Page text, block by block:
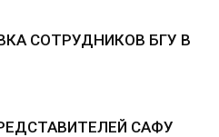
СОТРУДНИКОВ БГУ В
САФУ